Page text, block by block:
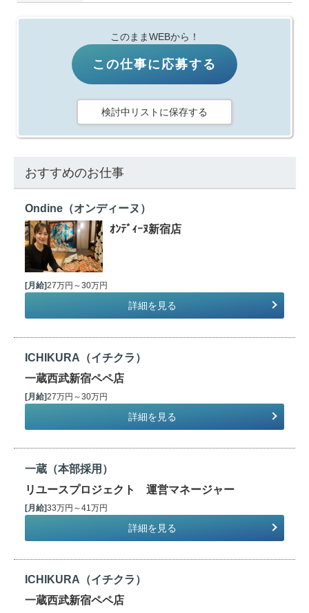
このままWEBから！
この仕事に応募する
検討中リストに保存する
おすすめのお仕事
Ondine（オンディーヌ）
ｵﾝﾃﾞｨｰﾇ新宿店
[月給]27万円～30万円
詳細を見る
ICHIKURA（イチクラ）
一蔵西武新宿ペペ店
[月給]27万円～30万円
詳細を見る
一蔵（本部採用）
リユースプロジェクト 運営マネージャー
[月給]33万円～41万円
詳細を見る
ICHIKURA（イチクラ）
一蔵西武新宿ペペ店